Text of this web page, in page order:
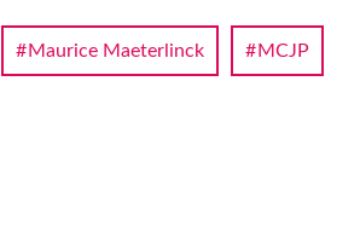
Maurice Maeterlinck MCJP